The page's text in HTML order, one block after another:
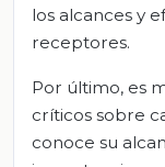
los alcances y
receptores.
Por último, es
críticos sobre
conoce su